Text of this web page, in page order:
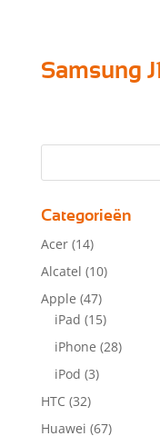
Samsung J1
Categorieën
Acer (14)
Alcatel (10)
Apple (47)
iPad (15)
iPhone (28)
iPod (3)
HTC (32)
Huawei (67)